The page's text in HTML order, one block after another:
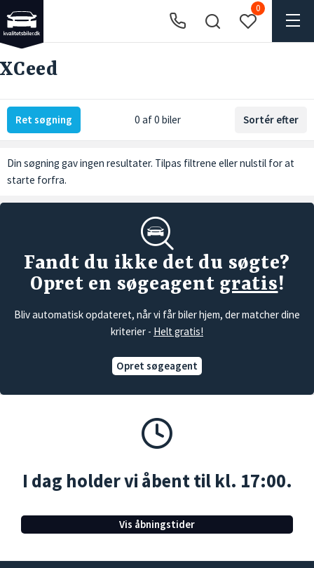
0
XCeed
Ret søgning 0 af 0 biler Sortér efter
Din søgning gav ingen resultater. Tilpas filtrene ellernulstil for at
starte forfra.
Fandt du ikke det du søgte?
Opret en søgeagent gratis!
Bliv automatisk opdateret, når vi får biler hjem, der matcher dine
kriterier - Helt gratis!
Opret søgeagent
I dag holder vi åbent til kl. 17:00.
Vis åbningstider